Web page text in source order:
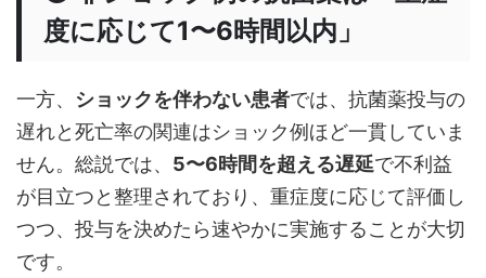
度に応じて1〜6時間以内」
一方、 ショックを伴わない患者では、抗菌薬投与の
遅れと死亡率の関連はショック例ほど一貫していま
せん。総説では、 5〜6時間を超える遅延で不利益
が目立つと整理されており、重症度に応じて評価し
つつ、投与を決めたら速やかに実施することが大切
です。